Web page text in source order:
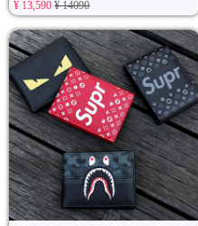
¥ 13,590¥ 14090